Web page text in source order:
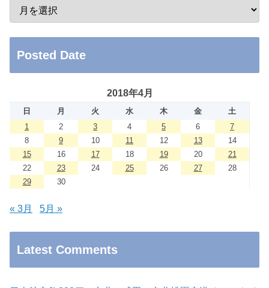
Posted Date
2018年4月
日 月 火 水 木 金
土
1
2 3 4 5 6
7
8
9 10 11 12 13
14
15
16 17 18 19 20
21
22
23 24 25 26 27
28
29
30
« 3月 5月 »
Latest Comments